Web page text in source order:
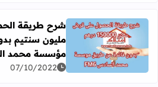
اقرأ المزيد عن شرح طريقة الحصول على قرض سكن 15 مليون
مليون سنتيم
مؤسسة محمد
07/10/2022